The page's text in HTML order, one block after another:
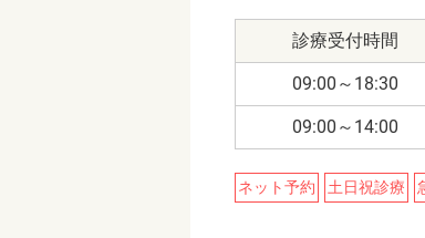
診療受付時間
09:00～18:30
09:00～14:00
ネット予約 土日祝診療